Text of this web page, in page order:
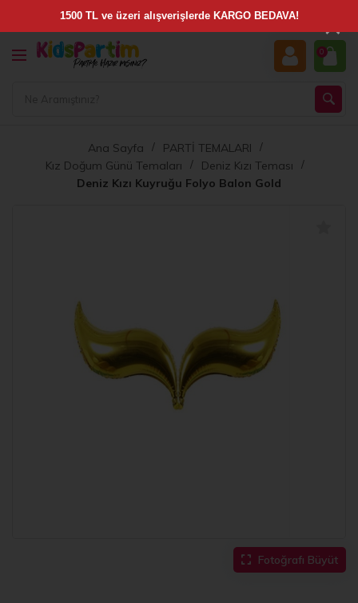
0
Ana Sayfa
PARTİ TEMALARI
Kız Doğum Günü Temaları
Deniz Kızı Teması
Deniz Kızı Kuyruğu Folyo Balon Gold
Fotoğrafı Büyüt
×